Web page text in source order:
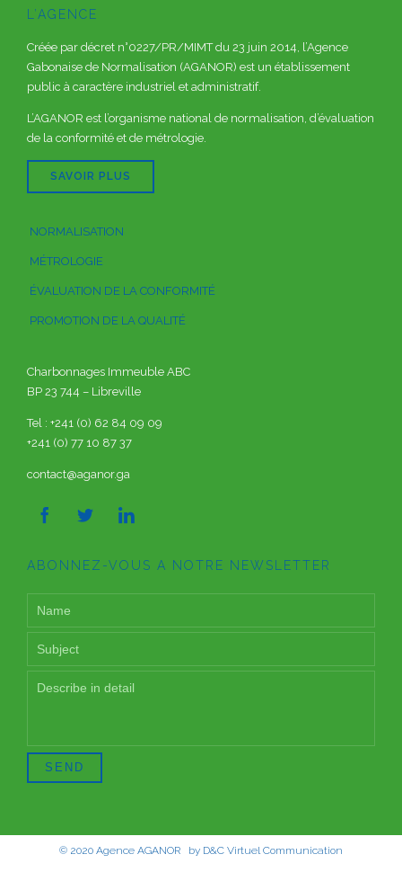
L’AGENCE
Créée par décret n°0227/PR/MIMT du 23 juin 2014, l’Agence
Gabonaise de Normalisation (AGANOR) est un établissement
public à caractère industriel et administratif.
L’AGANOR est l’organisme national de normalisation, d’évaluation
de la conformité et de métrologie.
SAVOIR PLUS
NORMALISATION
MÉTROLOGIE
ÉVALUATION DE LA CONFORMITÉ
PROMOTION DE LA QUALITÉ
Charbonnages Immeuble ABC
BP 23 744 – Libreville
Tel : +241 (0) 62 84 09 09
+241 (0) 77 10 87 37
contact@aganor.ga
  
ABONNEZ-VOUS A NOTRE NEWSLETTER
© 2020 Agence AGANOR by D&C Virtuel Communication